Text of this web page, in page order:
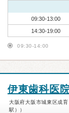
09:30-13:00
14:30-19:00
09:30-14:00
伊東歯科医
大阪府大阪市城東区成
駅））